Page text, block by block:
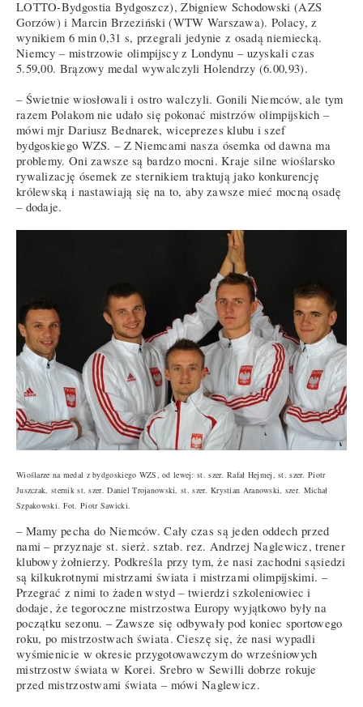
LOTTO-Bydgostia Bydgoszcz), Zbigniew Schodowski (AZS
Gorzów) i Marcin Brzeziński (WTW Warszawa). Polacy, z
wynikiem 6 min 0,31 s, przegrali jedynie z osadą niemiecką.
Niemcy – mistrzowie olimpijscy z Londynu – uzyskali czas
5.59,00. Brązowy medal wywalczyli Holendrzy (6.00,93).
– Świetnie wiosłowali i ostro walczyli. Gonili Niemców, ale tym
razem Polakom nie udało się pokonać mistrzów olimpijskich –
mówi mjr Dariusz Bednarek, wiceprezes klubu i szef
bydgoskiego WZS. – Z Niemcami nasza ósemka od dawna ma
problemy. Oni zawsze są bardzo mocni. Kraje silne wioślarsko
rywalizację ósemek ze sternikiem traktują jako konkurencję
królewską i nastawiają się na to, aby zawsze mieć mocną osadę
– dodaje.
Wioślarze na medal z bydgoskiego WZS, od lewej: st. szer. Rafał Hejmej, st. szer. Piotr
Juszczak, sternik st. szer. Daniel Trojanowski, st. szer. Krystian Aranowski, szer. Michał
Szpakowski. Fot. Piotr Sawicki.
– Mamy pecha do Niemców. Cały czas są jeden oddech przed
nami – przyznaje st. sierż. sztab. rez. Andrzej Naglewicz, trener
klubowy żołnierzy. Podkreśla przy tym, że nasi zachodni sąsiedzi
są kilkukrotnymi mistrzami świata i mistrzami olimpijskimi. –
Przegrać z nimi to żaden wstyd – twierdzi szkoleniowiec i
dodaje, że tegoroczne mistrzostwa Europy wyjątkowo były na
początku sezonu. – Zawsze się odbywały pod koniec sportowego
roku, po mistrzostwach świata. Cieszę się, że nasi wypadli
wyśmienicie w okresie przygotowawczym do wrześniowych
mistrzostw świata w Korei. Srebro w Sewilli dobrze rokuje
przed mistrzostwami świata – mówi Naglewicz.